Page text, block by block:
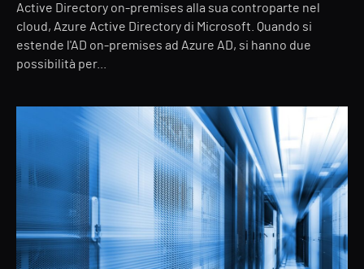
Active Directory on-premises alla sua controparte nel
cloud, Azure Active Directory di Microsoft. Quando si
estende l'AD on-premises ad Azure AD, si hanno due
possibilità per...